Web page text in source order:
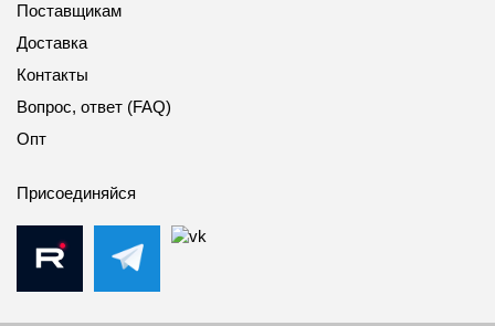
Поставщикам
Доставка
Контакты
Вопрос, ответ (FAQ)
Опт
Присоединяйся